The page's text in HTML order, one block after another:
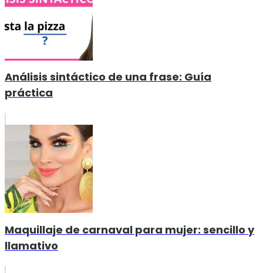
Análisis sintáctico de una frase: Guía
práctica
Maquillaje de carnaval para mujer: sencillo y
llamativo